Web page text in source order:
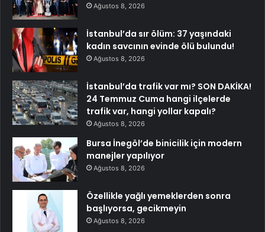
Ağustos 8, 2026
İstanbul’da sır ölüm: 37 yaşındaki
kadın savcının evinde ölü bulundu!
Ağustos 8, 2026
İstanbul’da trafik var mı? SON DAKİKA!
24 Temmuz Cuma hangi ilçelerde
trafik var, hangi yollar kapalı?
Ağustos 8, 2026
Bursa İnegöl’de binicilik için modern
manejler yapılıyor
Ağustos 8, 2026
Özellikle yağlı yemeklerden sonra
başlıyorsa, gecikmeyin
Ağustos 8, 2026